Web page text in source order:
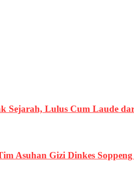
Sejarah, Lulus Cum Laude
Asuhan Gizi Dinkes